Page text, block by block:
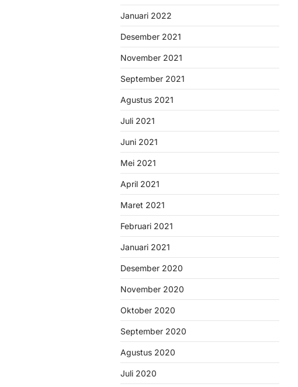
Januari 2022
Desember 2021
November 2021
September 2021
Agustus 2021
Juli 2021
Juni 2021
Mei 2021
April 2021
Maret 2021
Februari 2021
Januari 2021
Desember 2020
November 2020
Oktober 2020
September 2020
Agustus 2020
Juli 2020